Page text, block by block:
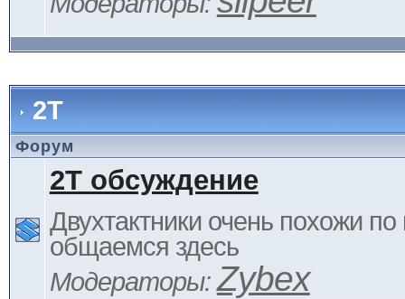
2Т
Форум
2Т обсуждение
Двухтактники очень похожи по
общаемся здесь
Модераторы:Zybex